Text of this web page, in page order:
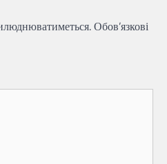
Обов’язкові